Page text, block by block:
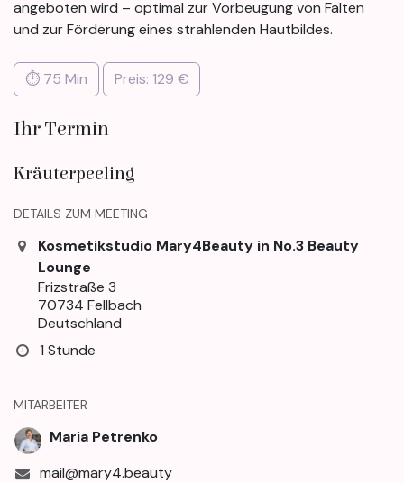
angeboten wird – optimal zur Vorbeugung von Falten
und zur Förderung eines strahlenden Hautbildes.
⏱ 75 Min Preis: 129 €
Ihr Termin
Kräuterpeeling
DETAILS ZUM MEETING
Kosmetikstudio Mary4Beauty in No.3 Beauty
Lounge
Frizstraße 3
70734 Fellbach
Deutschland
1 Stunde
MITARBEITER
Maria Petrenko
mail@mary4.beauty